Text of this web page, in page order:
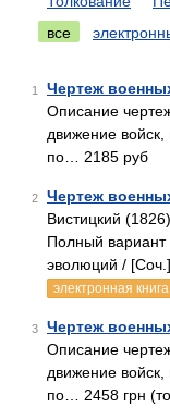
все
1 Чертеж
Описание
движение
по… 2185 руб
2 Чертеж
Вистицкий (1826)
Полный вариант
эволюций /
электронная книга
3 Чертеж
Описание
движение
по… 2458 грн